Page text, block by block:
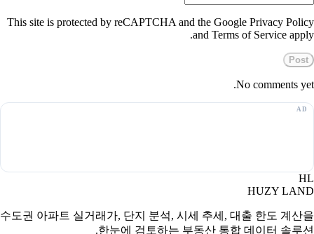
This site is protected by reCAPTCHA and the Google Privacy Policy
and Terms of Service apply.
Post
No comments yet.
HL
HUZY LAND
수도권 아파트 실거래가, 단지 분석, 시세 추세, 대출 한도 계산을
한눈에 검토하는 부동산 통합 데이터 솔루션.